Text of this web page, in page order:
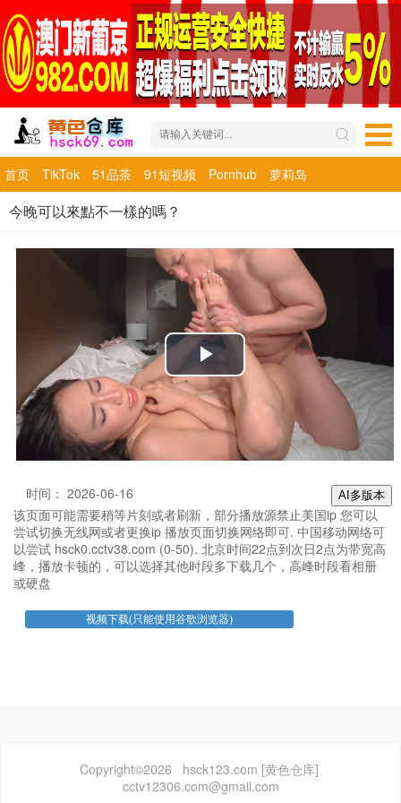
首页 TikTok 51品茶 91短视频 Pornhub 萝莉岛
今晚可以來點不一樣的嗎？
AI多版本
时间： 2026-06-16
该页面可能需要稍等片刻或者刷新，部分播放源禁止美国ip 您可以
尝试切换无线网或者更换ip 播放页面切换网络即可. 中国移动网络可
以尝试 hsck0.cctv38.com (0-50). 北京时间22点到次日2点为带宽高
峰，播放卡顿的，可以选择其他时段多下载几个，高峰时段看相册
或硬盘
Copyright©2026 hsck123.com [黄色仓库]
cctv12306.com@gmail.com